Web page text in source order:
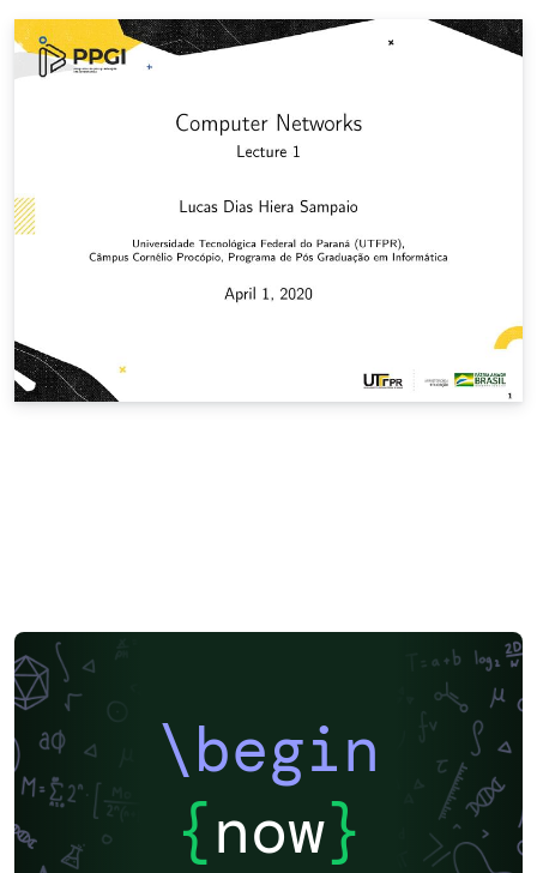
\begin
{now}